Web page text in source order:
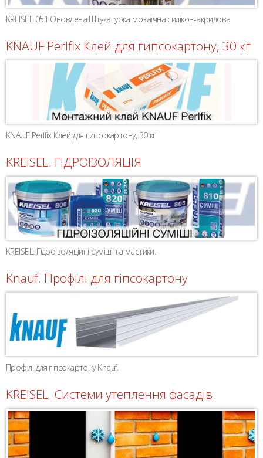
KREISEL 051 Оновлена Штукатурка мозаїчна силікон-акрилова
KNAUF Perlfix Клей для гипсокартону, 30 кг
KNAUF Perlfix Клей для гипсокартону, 30 кг
KREISEL. ГІДРОІЗОЛЯЦІЯ
KREISEL. Гідроізоляційні суміші та мастики.
Knauf. Профілі для гіпсокартону
Профілі для гіпсокартону Knauf.
KREISEL. Системи утеплення фасадів.